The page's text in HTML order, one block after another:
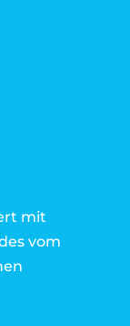
mit
vom